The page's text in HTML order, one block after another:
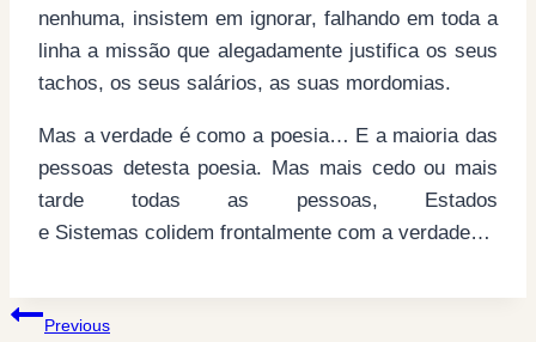
nenhuma, insistem em ignorar, falhando em toda a
linha a missão que alegadamente justifica os seus
tachos, os seus salários, as suas mordomias.
Mas a verdade é como a poesia… E a maioria das
pessoas detesta poesia. Mas mais cedo ou mais
tarde todas as pessoas, Estados
e Sistemas colidem frontalmente com a verdade…
PostPrevious